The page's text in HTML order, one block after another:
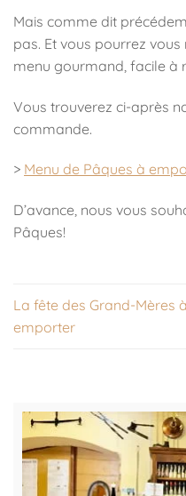
Mais comme dit
pas. Et vous pourrez
menu gourmand, facile à
Vous trouverez ci-après
commande.
> Menu de Pâques à
D’avance, nous vous
Pâques!
La fête des Grand-Mères à
emporter